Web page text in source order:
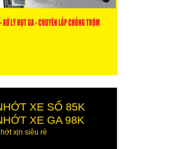
XE SỐ 85K
XE GA 98K
xịn siêu rẻ